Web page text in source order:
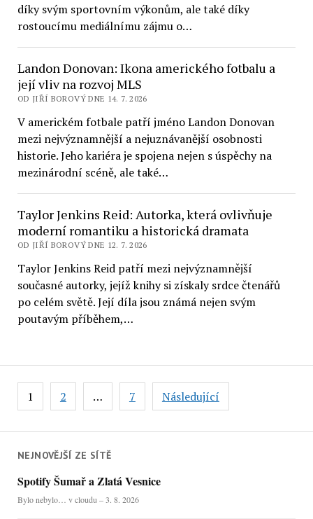
NEJNOVĚJŠÍ ZE SÍTĚ
Spotify Šumař a Zlatá Vesnice
Bylo nebylo… v cloudu – 3. 8. 2026
díky svým sportovním výkonům, ale také díky
rostoucímu mediálnímu zájmu o…
Landon Donovan: Ikona amerického fotbalu a
její vliv na rozvoj MLS
OD JIŘÍ BOROVÝ DNE 14. 7. 2026
V americkém fotbale patří jméno Landon Donovan
mezi nejvýznamnější a nejuznávanější osobnosti
historie. Jeho kariéra je spojena nejen s úspěchy na
mezinárodní scéně, ale také…
Taylor Jenkins Reid: Autorka, která ovlivňuje
moderní romantiku a historická dramata
OD JIŘÍ BOROVÝ DNE 12. 7. 2026
Taylor Jenkins Reid patří mezi nejvýznamnější
současné autorky, jejíž knihy si získaly srdce čtenářů
po celém světě. Její díla jsou známá nejen svým
poutavým příběhem,…
Stránkování
příspěvků
1 2 … 7 Následující